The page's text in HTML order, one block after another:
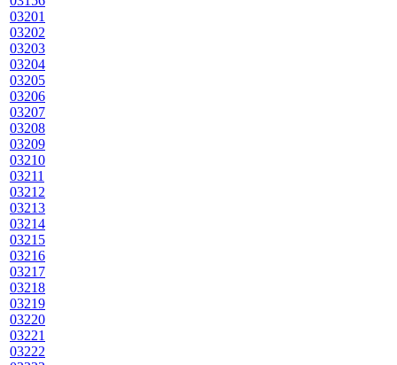
03201
03202
03203
03204
03205
03206
03207
03208
03209
03210
03211
03212
03213
03214
03215
03216
03217
03218
03219
03220
03221
03222